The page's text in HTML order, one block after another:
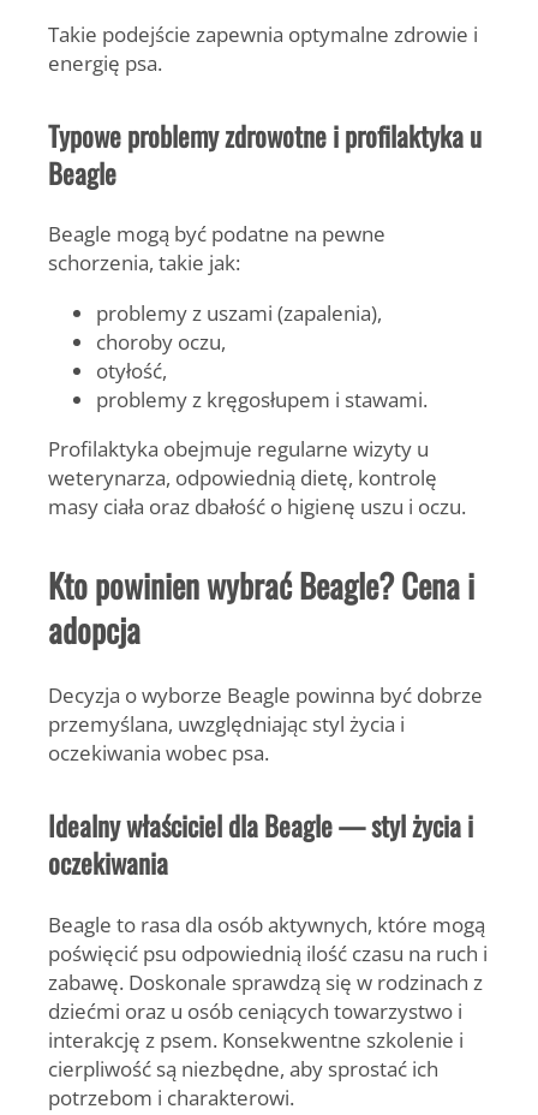
Takie podejście zapewnia optymalne zdrowie i
energię psa.
Typowe problemy zdrowotne i profilaktyka u
Beagle
Beagle mogą być podatne na pewne
schorzenia, takie jak:
problemy z uszami (zapalenia),
choroby oczu,
otyłość,
problemy z kręgosłupem i stawami.
Profilaktyka obejmuje regularne wizyty u
weterynarza, odpowiednią dietę, kontrolę
masy ciała oraz dbałość o higienę uszu i oczu.
Kto powinien wybrać Beagle? Cena i
adopcja
Decyzja o wyborze Beagle powinna być dobrze
przemyślana, uwzględniając styl życia i
oczekiwania wobec psa.
Idealny właściciel dla Beagle — styl życia i
oczekiwania
Beagle to rasa dla osób aktywnych, które mogą
poświęcić psu odpowiednią ilość czasu na ruch i
zabawę. Doskonale sprawdzą się w rodzinach z
dziećmi oraz u osób ceniących towarzystwo i
interakcję z psem. Konsekwentne szkolenie i
cierpliwość są niezbędne, aby sprostać ich
potrzebom i charakterowi.